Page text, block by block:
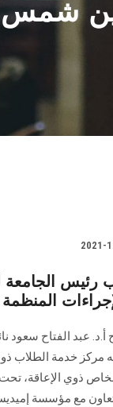
عين شمس
2021-
رئيس الجامعة
أ.د. عبد الفتاح سعود
مركز خدمة الطلاب
ذوي الإعاقة، تحت
مع مؤسسة